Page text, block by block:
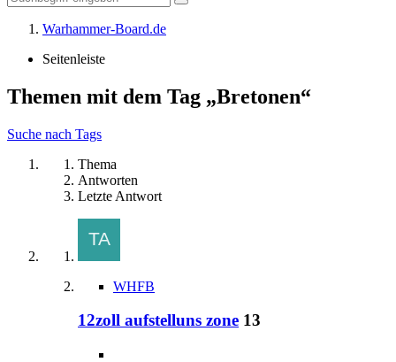
Warhammer-Board.de
Seitenleiste
Themen mit dem Tag „Bretonen“
Suche nach Tags
Thema
Antworten
Letzte Antwort
WHFB
12zoll aufstelluns zone 13